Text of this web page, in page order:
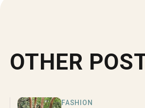
OTHER
FASHION